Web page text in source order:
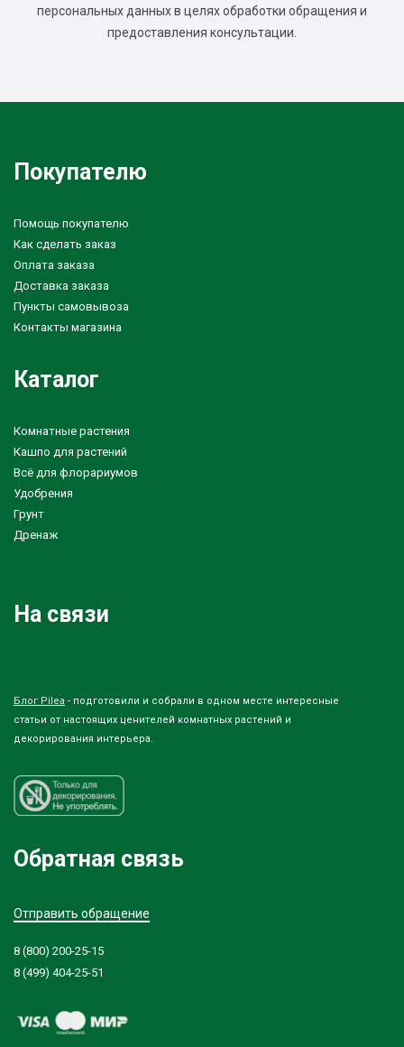
персональных данных в целях обработки обращения и
предоставления консультации.
Покупателю
Помощь покупателю
Как сделать заказ
Оплата заказа
Доставка заказа
Пункты самовывоза
Контакты магазина
Каталог
Комнатные растения
Кашпо для растений
Всё для флорариумов
Удобрения
Грунт
Дренаж
На связи
Блог Pilea - подготовили и собрали в одном месте интересные
статьи от настоящих ценителей комнатных растений и
декорирования интерьера.
Обратная связь
Отправить обращение
8 (800) 200-25-15
8 (499) 404-25-51